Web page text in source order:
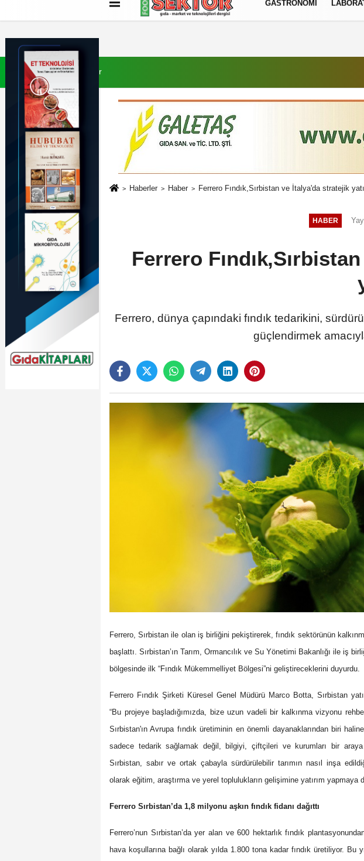
İletişim Çerez Politikası
GASTRONOMI
9 Ağustos 2026, Pazar
Haberler Haber Ferrero Fındık,Sırbistan ve İtalya'da stratejik
HABER
Ferrero
Ferrero, dünya çapındaki fındık tedarikini,
güçlendirmek
Ferrero, Sırbistan ile olan iş birliğini pekiştirerek, fındık sektörünün
başlattı. Sırbistan’ın Tarım, Ormancılık ve Su Yönetimi Bakanlığı ile iş
bölgesinde ilk “Fındık Mükemmelliyet Bölgesi”ni geliştireceklerini duyurdu.
Ferrero Fındık Şirketi Küresel Genel Müdürü Marco Botta, Sırbistan
“Bu projeye başladığımızda, bize uzun vadeli bir kalkınma vizyonu
Sırbistan'ın Avrupa fındık üretiminin en önemli dayanaklarından biri
sadece tedarik sağlamak değil, bilgiyi, çiftçileri ve kurumları bir
Sırbistan, sabır ve ortak çabayla sürdürülebilir tarımın nasıl inşa
olarak eğitim, araştırma ve yerel toplulukların gelişimine yatırım yapmaya
Ferrero Sırbistan’da 1,8 milyonu aşkın fındık fidanı dağıttı
Ferrero’nun Sırbistan’da yer alan ve 600 hektarlık fındık
hava koşullarına bağlı olarak yılda 1.800 tona kadar fındık üretiliyor. Bu